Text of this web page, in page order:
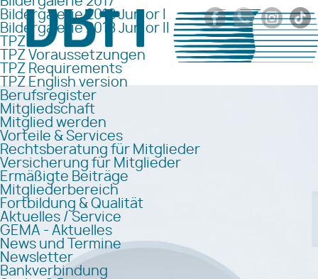
Bildergalerie 2018 Junior I
Bildergalerie 2018 Junior II
TPZ
TPZ Voraussetzungen
TPZ Requirements
TPZ English version
Berufsregister
Mitgliedschaft
Mitglied werden
Vorteile & Services
Rechtsberatung für Mitglieder
Versicherung für Mitglieder
Ermäßigte Beiträge
Mitgliederbereich
Fortbildung & Qualität
Aktuelles / Service
GEMA - Aktuelles
News und Termine
Newsletter
Bankverbindung